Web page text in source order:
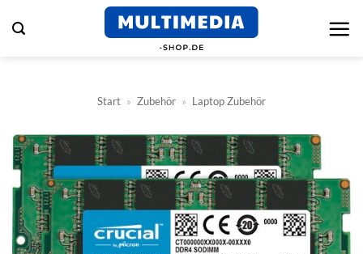
Inhalt
Start » Zubehör » Laptop Zubehör